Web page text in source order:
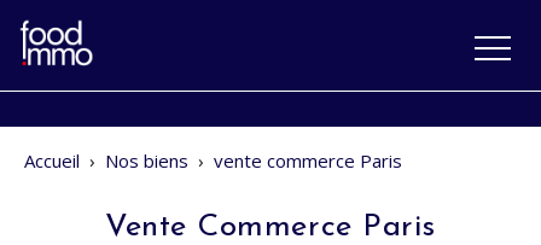
Accueil › Nos biens › vente commerce Paris
Vente Commerce Paris